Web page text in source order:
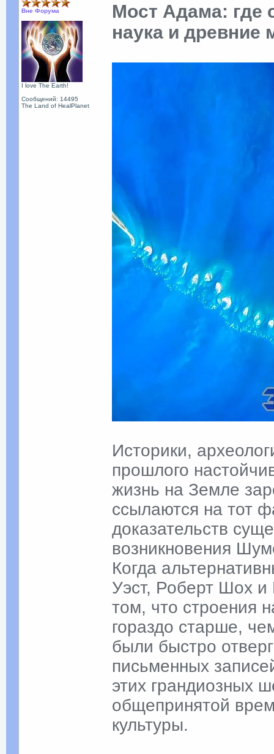
Вне Форума
I love The Earth!
Сообщений: 14495
The Land of HealPlanet
Мост Адама: где
наука и
Историки,
прошлого
жизнь на Земле
ссылаются на тот
доказательств
возникновения
Когда
Уэст, Роберт Шох и
том, что строения
гораздо старше,
были быстро
письменных
этих грандиозных
общепринятой
культуры.